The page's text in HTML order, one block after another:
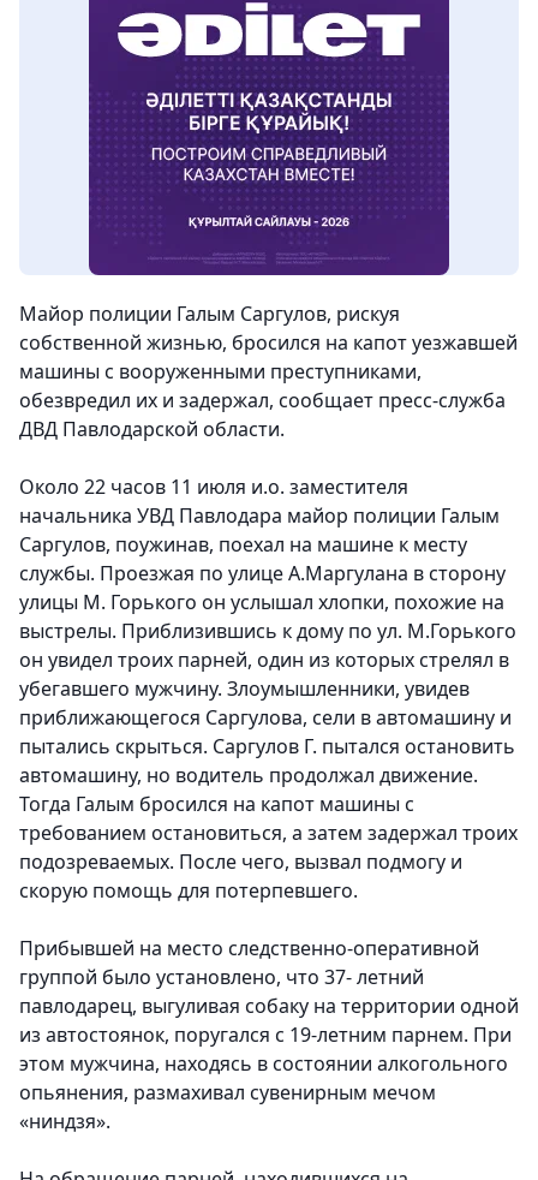
Майор полиции Галым Саргулов, рискуя
собственной жизнью, бросился на капот уезжавшей
машины с вооруженными преступниками,
обезвредил их и задержал, сообщает пресс-служба
ДВД Павлодарской области.
Около 22 часов 11 июля и.о. заместителя
начальника УВД Павлодара майор полиции Галым
Саргулов, поужинав, поехал на машине к месту
службы. Проезжая по улице А.Маргулана в сторону
улицы М. Горького он услышал хлопки, похожие на
выстрелы. Приблизившись к дому по ул. М.Горького
он увидел троих парней, один из которых стрелял в
убегавшего мужчину. Злоумышленники, увидев
приближающегося Саргулова, сели в автомашину и
пытались скрыться. Саргулов Г. пытался остановить
автомашину, но водитель продолжал движение.
Тогда Галым бросился на капот машины с
требованием остановиться, а затем задержал троих
подозреваемых. После чего, вызвал подмогу и
скорую помощь для потерпевшего.
Прибывшей на место следственно-оперативной
группой было установлено, что 37- летний
павлодарец, выгуливая собаку на территории одной
из автостоянок, поругался с 19-летним парнем. При
этом мужчина, находясь в состоянии алкогольного
опьянения, размахивал сувенирным мечом
«ниндзя».